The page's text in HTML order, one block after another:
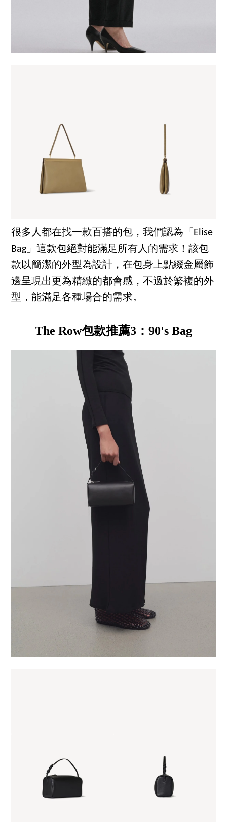
很多人都在找一款百搭的包，我們認為「Elise
Bag」這款包絕對能滿足所有人的需求！該包
款以簡潔的外型為設計，在包身上點綴金屬飾
邊呈現出更為精緻的都會感，不過於繁複的外
型，能滿足各種場合的需求。
The Row包款推薦3：90's Bag